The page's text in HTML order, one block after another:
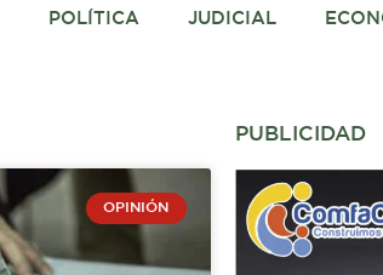
POLÍTICA JUDICIAL
OPINIÓN
PUBLICIDAD